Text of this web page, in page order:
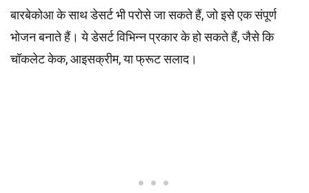
बारबेकोआ के साथ डेसर्ट भी परोसे जा सकते हैं, जो इसे एक संपूर्ण
भोजन बनाते हैं। ये डेसर्ट विभिन्न प्रकार के हो सकते हैं, जैसे कि
चॉकलेट केक, आइसक्रीम, या फ्रूट सलाद।